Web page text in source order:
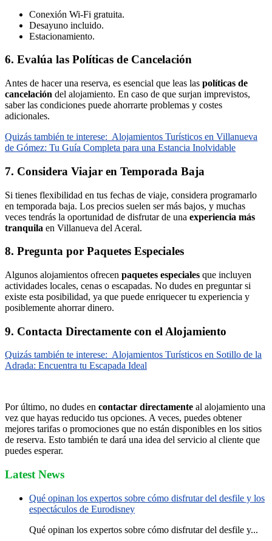
Conexión Wi-Fi gratuita.
Desayuno incluido.
Estacionamiento.
6. Evalúa las Políticas de Cancelación
Antes de hacer una reserva, es esencial que leas las políticas de
cancelación del alojamiento. En caso de que surjan imprevistos,
saber las condiciones puede ahorrarte problemas y costes
adicionales.
Quizás también te interese: Alojamientos Turísticos en Villanueva
de Gómez: Tu Guía Completa para una Estancia Inolvidable
7. Considera Viajar en Temporada Baja
Si tienes flexibilidad en tus fechas de viaje, considera programarlo
en temporada baja. Los precios suelen ser más bajos, y muchas
veces tendrás la oportunidad de disfrutar de una experiencia más
tranquila en Villanueva del Aceral.
8. Pregunta por Paquetes Especiales
Algunos alojamientos ofrecen paquetes especiales que incluyen
actividades locales, cenas o escapadas. No dudes en preguntar si
existe esta posibilidad, ya que puede enriquecer tu experiencia y
posiblemente ahorrar dinero.
9. Contacta Directamente con el Alojamiento
Quizás también te interese: Alojamientos Turísticos en Sotillo de la
Adrada: Encuentra tu Escapada Ideal
Por último, no dudes en contactar directamente al alojamiento una
vez que hayas reducido tus opciones. A veces, puedes obtener
mejores tarifas o promociones que no están disponibles en los sitios
de reserva. Esto también te dará una idea del servicio al cliente que
puedes esperar.
Latest News
Qué opinan los expertos sobre cómo disfrutar del desfile y los
espectáculos de Eurodisney
Qué opinan los expertos sobre cómo disfrutar del desfile y...